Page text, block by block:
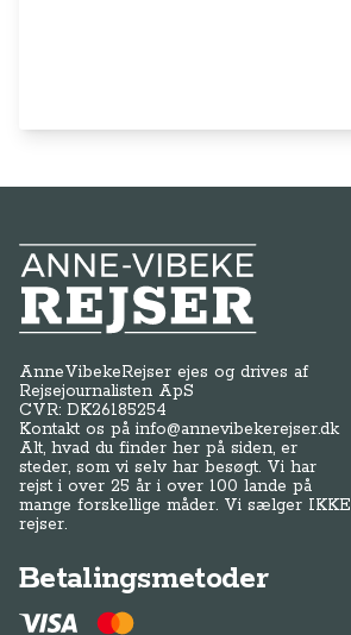
Anne-Vibeke Rejser
AnneVibekeRejser ejes og drives af
Rejsejournalisten ApS
CVR: DK26185254
Kontakt os påinfo@annevibekerejser.dk
Alt, hvad du finder her på siden, er
steder, som vi selv har besøgt. Vi har
rejst i over 25 år i over 100 lande på
mange forskellige måder. Vi sælger IKKE
rejser.
Betalingsmetoder